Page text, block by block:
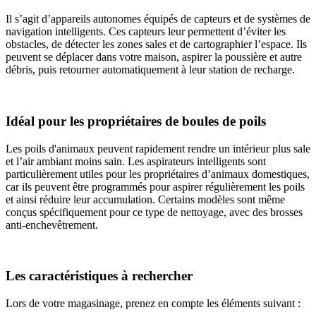
Il s’agit d’appareils autonomes équipés de capteurs et de systèmes de
navigation intelligents. Ces capteurs leur permettent d’éviter les
obstacles, de détecter les zones sales et de cartographier l’espace. Ils
peuvent se déplacer dans votre maison, aspirer la poussière et autre
débris, puis retourner automatiquement à leur station de recharge.
Idéal pour les propriétaires de boules de poils
Les poils d'animaux peuvent rapidement rendre un intérieur plus sale
et l’air ambiant moins sain. Les aspirateurs intelligents sont
particulièrement utiles pour les propriétaires d’animaux domestiques,
car ils peuvent être programmés pour aspirer régulièrement les poils
et ainsi réduire leur accumulation. Certains modèles sont même
conçus spécifiquement pour ce type de nettoyage, avec des brosses
anti-enchevêtrement.
Les caractéristiques à rechercher
Lors de votre magasinage, prenez en compte les éléments suivant :